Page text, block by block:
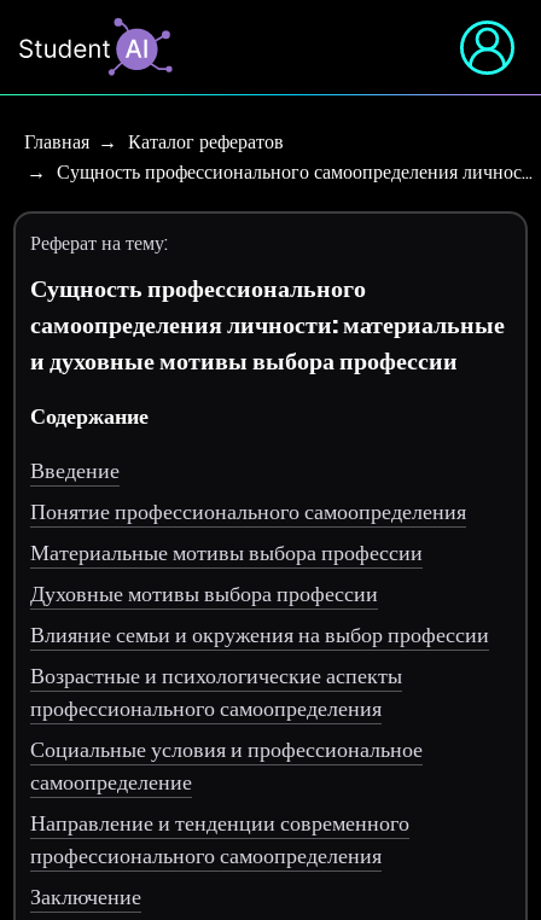
Главная
Каталог рефератов
Сущность профессионального самоопределения личнос…
Реферат на тему:
Сущность профессионального
самоопределения личности: материальные
и духовные мотивы выбора профессии
Содержание
Введение
Понятие профессионального самоопределения
Материальные мотивы выбора профессии
Духовные мотивы выбора профессии
Влияние семьи и окружения на выбор профессии
Возрастные и психологические аспекты
профессионального самоопределения
Социальные условия и профессиональное
самоопределение
Направление и тенденции современного
профессионального самоопределения
Заключение